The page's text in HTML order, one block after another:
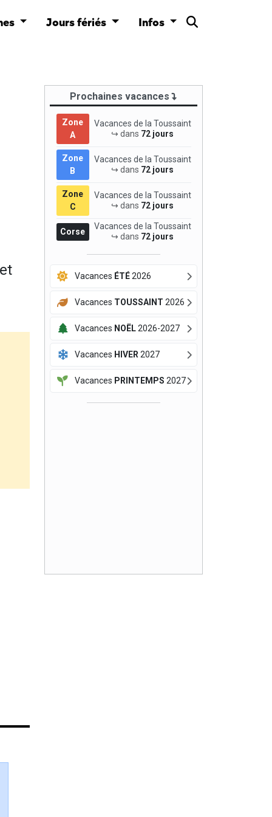
Jours fériés Infos
Prochaines vacances
Zone
A
Vacances de la Toussaint
↪ dans 72 jours
Zone
B
Vacances de la Toussaint
↪ dans 72 jours
Zone
C
Vacances de la Toussaint
↪ dans 72 jours
Corse
Vacances de la Toussaint
↪ dans 72 jours
Vacances ÉTÉ2026
Vacances TOUSSAINT 2026
Vacances NOËL2026-2027
Vacances HIVER 2027
Vacances PRINTEMPS 2027